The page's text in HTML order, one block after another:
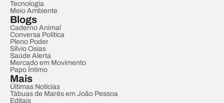
Tecnologia
Meio Ambiente
Blogs
Caderno Animal
Conversa Política
Pleno Poder
Sílvio Osias
Saúde Alerta
Mercado em Movimento
Papo Íntimo
Mais
Últimas Notícias
Tábuas de Marés em João Pessoa
Editais